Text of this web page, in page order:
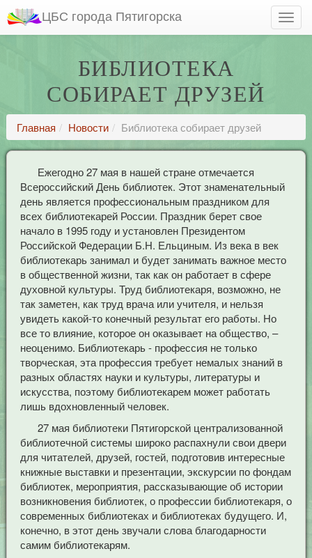
ЦБС города Пятигорска
БИБЛИОТЕКА
СОБИРАЕТ ДРУЗЕЙ
Главная Новости Библиотека собирает друзей
Ежегодно 27 мая в нашей стране отмечается
Всероссийский День библиотек. Этот знаменательный
день является профессиональным праздником для
всех библиотекарей России. Праздник берет свое
начало в 1995 году и установлен Президентом
Российской Федерации Б.Н. Ельциным. Из века в век
библиотекарь занимал и будет занимать важное место
в общественной жизни, так как он работает в сфере
духовной культуры. Труд библиотекаря, возможно, не
так заметен, как труд врача или учителя, и нельзя
увидеть какой-то конечный результат его работы. Но
все то влияние, которое он оказывает на общество, –
неоценимо. Библиотекарь - профессия не только
творческая, эта профессия требует немалых знаний в
разных областях науки и культуры, литературы и
искусства, поэтому библиотекарем может работать
лишь вдохновленный человек.
27 мая библиотеки Пятигорской централизованной
библиотечной системы широко распахнули свои двери
для читателей, друзей, гостей, подготовив интересные
книжные выставки и презентации, экскурсии по фондам
библиотек, мероприятия, рассказывающие об истории
возникновения библиотек, о профессии библиотекаря, о
современных библиотеках и библиотеках будущего. И,
конечно, в этот день звучали слова благодарности
самим библиотекарям.